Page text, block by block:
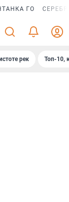
ГО
рек Топ-10,